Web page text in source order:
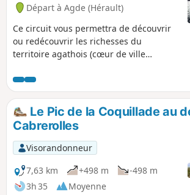
Départ à Agde (Hérault)
Ce circuit vous permettra de découvrir
ou redécouvrir les richesses du
territoire agathois (cœur de ville
plaisance, falaises, Mont Saint Martin et
Mont Saint Loup, Réserve naturelle du
Bagnas, Canal du Midi...) Il est sans
grande difficulté hormis la distance et
peut être parcouru en plusieurs jours
(voir les informations pratiques).
Le Pic de la Coquillade au
Cabrerolles
Visorandonneur
7,63 km
+498 m
-498 m
3h 35
Moyenne